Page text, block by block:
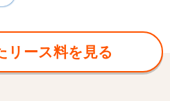
リース料を見る